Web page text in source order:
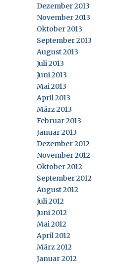
Dezember 2013
November 2013
Oktober 2013
September 2013
August 2013
Juli 2013
Juni 2013
Mai 2013
April 2013
März 2013
Februar 2013
Januar 2013
Dezember 2012
November 2012
Oktober 2012
September 2012
August 2012
Juli 2012
Juni 2012
Mai 2012
April 2012
März 2012
Januar 2012